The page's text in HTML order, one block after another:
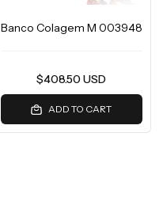
Banco Colagem M 003948
$408.50 USD
ADD TO CART